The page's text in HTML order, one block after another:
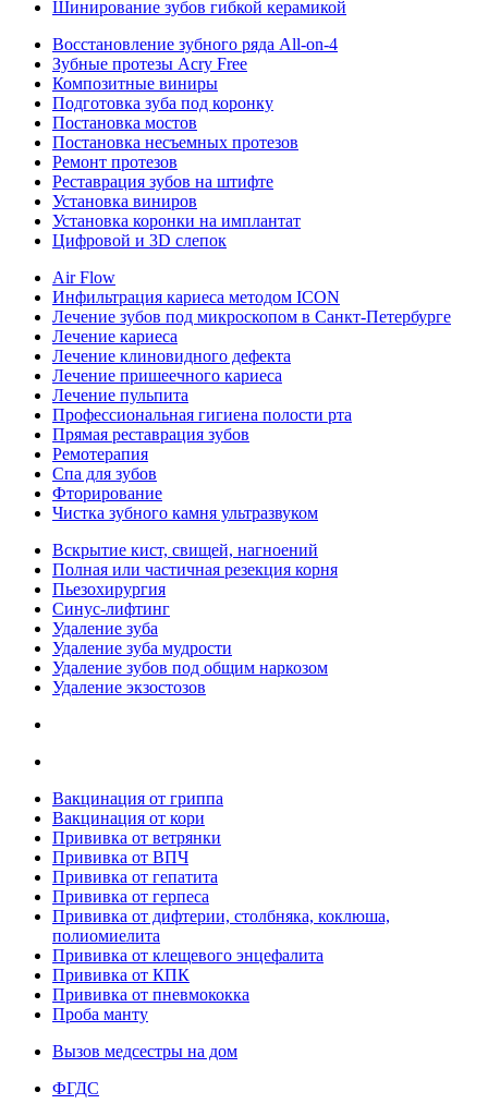
Шинирование зубов гибкой керамикой
Восстановление зубного ряда All‑on‑4
Зубные протезы Acry Free
Композитные виниры
Подготовка зуба под коронку
Постановка мостов
Постановка несъемных протезов
Ремонт протезов
Реставрация зубов на штифте
Установка виниров
Установка коронки на имплантат
Цифровой и 3D слепок
Air Flow
Инфильтрация кариеса методом ICON
Лечение зубов под микроскопом в Санкт-Петербурге
Лечение кариеса
Лечение клиновидного дефекта
Лечение пришеечного кариеса
Лечение пульпита
Профессиональная гигиена полости рта
Прямая реставрация зубов
Ремотерапия
Спа для зубов
Фторирование
Чистка зубного камня ультразвуком
Вскрытие кист, свищей, нагноений
Полная или частичная резекция корня
Пьезохирургия
Синус-лифтинг
Удаление зуба
Удаление зуба мудрости
Удаление зубов под общим наркозом
Удаление экзостозов
Вакцинация от гриппа
Вакцинация от кори
Прививка от ветрянки
Прививка от ВПЧ
Прививка от гепатита
Прививка от герпеса
Прививка от дифтерии, столбняка, коклюша,
полиомиелита
Прививка от клещевого энцефалита
Прививка от КПК
Прививка от пневмококка
Проба манту
Вызов медсестры на дом
ФГДС